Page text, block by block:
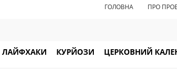
ГОЛОВНА ПРО
ЛАЙФХАКИ КУРЙОЗИ ЦЕРКОВНИЙ